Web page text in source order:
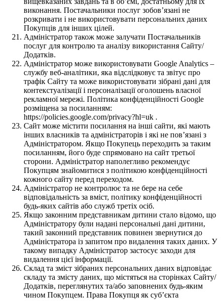
виконання. Постачальники послуг зобов’язані не
розкривати і не використовувати персональних даних
Покупців для інших цілей.
Адміністратор також може залучати Постачальників
послуг для контролю та аналізу використання Сайту/
Додатків.
Адміністратор може використовувати Google Analytics –
службу веб-аналітики, яка відслідковує та звітує про
трафік Сайту та може використовувати зібрані дані для
контекстуалізації і персоналізації оголошень власної
рекламної мережі. Політика конфіденційності Google
розміщена за посиланням:
https://policies.google.com/privacy?hl=uk .
Сайт може містити посилання на інші сайти, які мають
інших власників та адміністраторів і які не пов’язані з
Адміністратором. Якщо Покупець переходить за таким
посиланням, його буде спрямовано на сайт третьої
сторони. Адміністратор наполегливо рекомендує
Покупцям знайомитися з політикою конфіденційності
кожного сайту перед переходом.
Адміністратор не контролює та не бере на себе
відповідальність за вміст, політику конфіденційності
будь-яких сайтів або служб третіх осіб.
Якщо законним представникам дитини стало відомо, що
Адміністратору були надані персональні дані дитини,
такий законний представник повинен звернутися до
Адміністратора із запитом про видалення таких даних. У
такому випадку Адміністратор застосує заходи для
видалення цієї інформації.
Склад та зміст зібраних персональних даних відповідає
складу та змісту даних, що містяться на сторінках Сайту/
Додатків, переглянутих та/або заповнених будь-яким
чином Покупцем. Права Покупця як суб’єкта